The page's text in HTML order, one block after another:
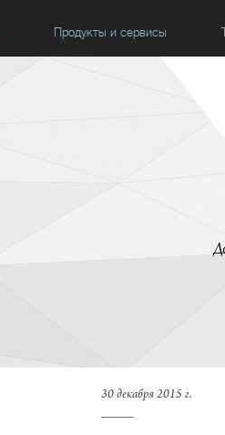
Продукты и сервисы
30 декабря 2015 г.